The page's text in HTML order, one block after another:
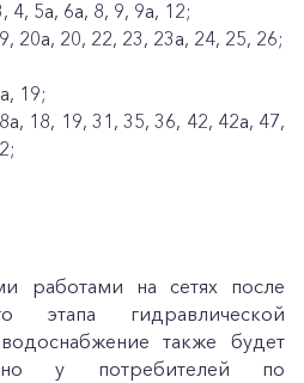
5а, 6а, 8, 9, 9а, 12;
20а, 20, 22, 23, 23а, 24, 25, 26;
19;
18, 19, 31, 35, 36, 42, 42а, 47,
работами на сетях после
этапа гидравлической
также будет
у потребителей по